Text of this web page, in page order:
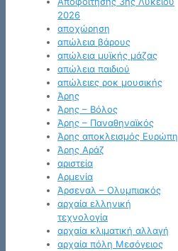
2026
αποχώρηση
απώλεια βάρους
απώλεια μυϊκής μάζας
απώλεια παιδιού
απώλειες ροκ μουσικής
Άρης
Άρης – Βόλος
Άρης – Παναθηναϊκός
Άρης αποκλεισμός Ευρώπη
Άρης Αράζ
αριστεία
Αρμενία
Άρσεναλ – Ολυμπιακός
αρχαία ελληνική
τεχνολογία
αρχαία κλιματική αλλαγή
αρχαία πόλη Μεσόγειος